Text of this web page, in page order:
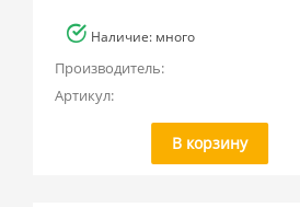
Наличие: много
Производитель:
Артикул:
В корзину